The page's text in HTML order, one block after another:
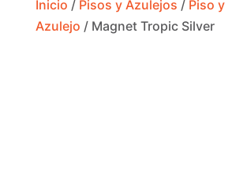
Inicio / Pisos y Azulejos / Piso y
Azulejo / Magnet Tropic Silver